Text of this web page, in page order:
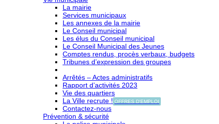
La mairie
Services municipaux
Les annexes de la mairie
Le Conseil municipal
Les élus du Conseil municipal
Le Conseil Municipal des Jeunes
Comptes rendus, procès verbaux, budgets
Tribunes d’expression des groupes
Arrêtés – Actes administratifs
Rapport d’activités 2023
Vie des quartiers
La Ville recrute ! OFFRES D'EMPLOI
Contactez-nous
Prévention & sécurité